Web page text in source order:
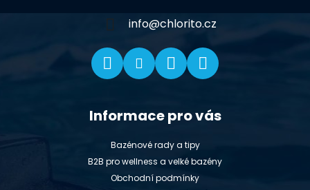
info@chlorito.cz
Informace pro vás
Bazénové rady a tipy
B2B pro wellness a velké bazény
Obchodní podmínky